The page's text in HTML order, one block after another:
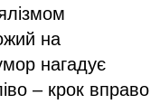
на
нагадує
– крок вправо